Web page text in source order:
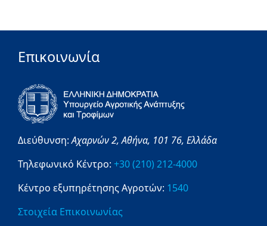
Επικοινωνία
Διεύθυνση:Αχαρνών 2,Αθήνα, 101 76, Ελλάδα
Τηλεφωνικό Κέντρο: +30 (210) 212-4000
Κέντρο εξυπηρέτησης Αγροτών: 1540
Στοιχεία Επικοινωνίας